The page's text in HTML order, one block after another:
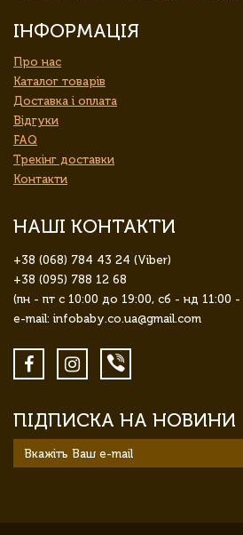
ІНФОРМАЦІЯ
Про нас
Каталог товарів
Доставка і оплата
Відгуки
FAQ
Трекінг доставки
Контакти
НАШІ КОНТАКТИ
+38 (068) 784 43 24 (Viber)
+38 (095) 788 12 68
(пн - пт с 10:00 до 19:00, сб - нд 11:00 -
e-mail: infobaby.co.ua@gmail.com
ПІДПИСКА НА НОВИНИ